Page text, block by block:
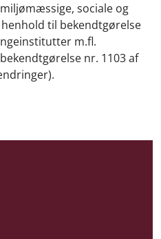
sociale og
til bekendtgørelse
m.fl.
nr. 1103 af